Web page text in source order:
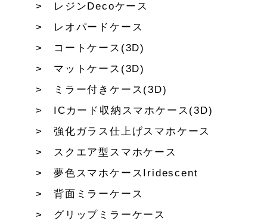
レジンDecoケース
レオパードケース
コートケース(3D)
マットケース(3D)
ミラー付きケース(3D)
ICカード収納スマホケース(3D)
強化ガラス仕上げスマホケース
スクエア型スマホケース
夢色スマホケースIridescent
背面ミラーケース
グリップミラーケース